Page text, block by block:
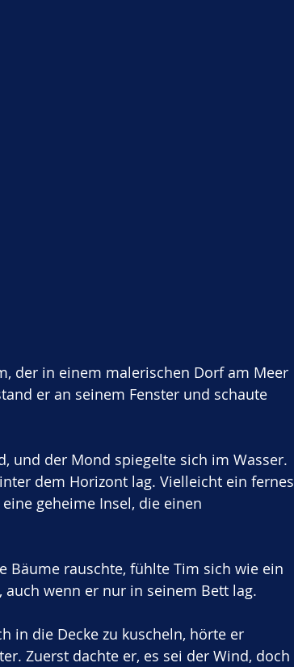
der in einem malerischen Dorf am Meer
er an seinem Fenster und schaute
und der Mond spiegelte sich im Wasser.
dem Horizont lag. Vielleicht ein fernes
geheime Insel, die einen
Bäume rauschte, fühlte Tim sich wie ein
wenn er nur in seinem Bett lag.
in die Decke zu kuscheln, hörte er
Zuerst dachte er, es sei der Wind, doch